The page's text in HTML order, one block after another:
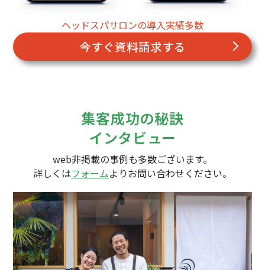
ヘッドスパサロンの導入実績多数
今すぐ資料請求する
集客成功の秘訣
インタビュー
web非掲載の事例も多数ございます。
詳しくはフォームよりお問い合わせください。